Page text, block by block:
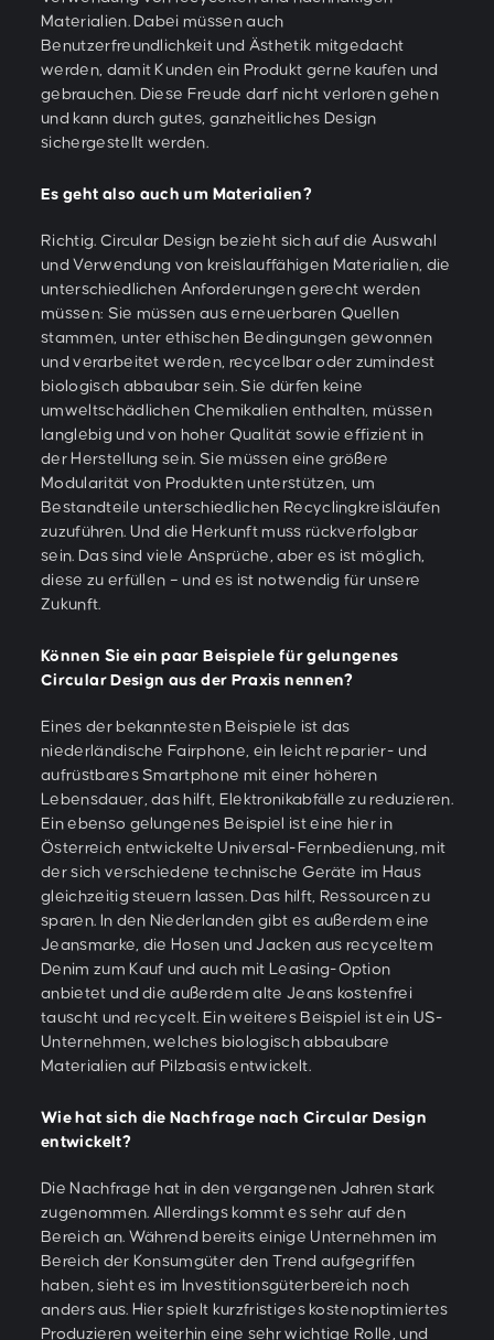
Materialien. Dabei müssen auch
Benutzerfreundlichkeit und Ästhetik mitgedacht
werden, damit Kunden ein Produkt gerne kaufen und
gebrauchen. Diese Freude darf nicht verloren gehen
und kann durch gutes, ganzheitliches Design
sichergestellt werden.
Es geht also auch um Materialien?
Richtig. Circular Design bezieht sich auf die Auswahl
und Verwendung von kreislauffähigen Materialien, die
unterschiedlichen Anforderungen gerecht werden
müssen: Sie müssen aus erneuerbaren Quellen
stammen, unter ethischen Bedingungen gewonnen
und verarbeitet werden, recycelbar oder zumindest
biologisch abbaubar sein. Sie dürfen keine
umweltschädlichen Chemikalien enthalten, müssen
langlebig und von hoher Qualität sowie effizient in
der Herstellung sein. Sie müssen eine größere
Modularität von Produkten unterstützen, um
Bestandteile unterschiedlichen Recyclingkreisläufen
zuzuführen. Und die Herkunft muss rückverfolgbar
sein. Das sind viele Ansprüche, aber es ist möglich,
diese zu erfüllen – und es ist notwendig für unsere
Zukunft.
Können Sie ein paar Beispiele für gelungenes
Circular Design aus der Praxis nennen?
Eines der bekanntesten Beispiele ist das
niederländische Fairphone, ein leicht reparier- und
aufrüstbares Smartphone mit einer höheren
Lebensdauer, das hilft, Elektronikabfälle zu reduzieren.
Ein ebenso gelungenes Beispiel ist eine hier in
Österreich entwickelte Universal-Fernbedienung, mit
der sich verschiedene technische Geräte im Haus
gleichzeitig steuern lassen. Das hilft, Ressourcen zu
sparen. In den Niederlanden gibt es außerdem eine
Jeansmarke, die Hosen und Jacken aus recyceltem
Denim zum Kauf und auch mit Leasing-Option
anbietet und die außerdem alte Jeans kostenfrei
tauscht und recycelt. Ein weiteres Beispiel ist ein US-
Unternehmen, welches biologisch abbaubare
Materialien auf Pilzbasis entwickelt.
Wie hat sich die Nachfrage nach Circular Design
entwickelt?
Die Nachfrage hat in den vergangenen Jahren stark
zugenommen. Allerdings kommt es sehr auf den
Bereich an. Während bereits einige Unternehmen im
Bereich der Konsumgüter den Trend aufgegriffen
haben, sieht es im Investitionsgüterbereich noch
anders aus. Hier spielt kurzfristiges kostenoptimiertes
Produzieren weiterhin eine sehr wichtige Rolle, und